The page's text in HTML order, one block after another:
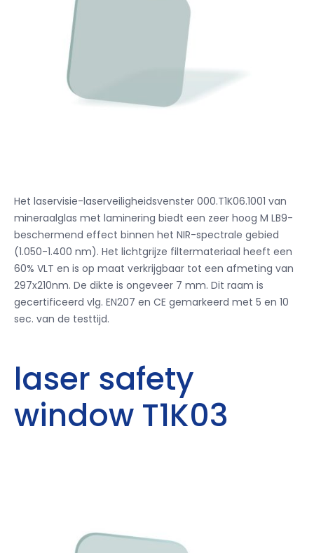
Het laservisie-laserveiligheidsvenster 000.T1K06.1001 van
mineraalglas met laminering biedt een zeer hoog M LB9-
beschermend effect binnen het NIR-spectrale gebied
(1.050-1.400 nm). Het lichtgrijze filtermateriaal heeft een
60% VLT en is op maat verkrijgbaar tot een afmeting van
297x210nm. De dikte is ongeveer 7 mm. Dit raam is
gecertificeerd vlg. EN207 en CE gemarkeerd met 5 en 10
sec. van de testtijd.
laser safety
window T1K03